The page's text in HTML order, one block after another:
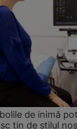
de inimă
țin de stilul